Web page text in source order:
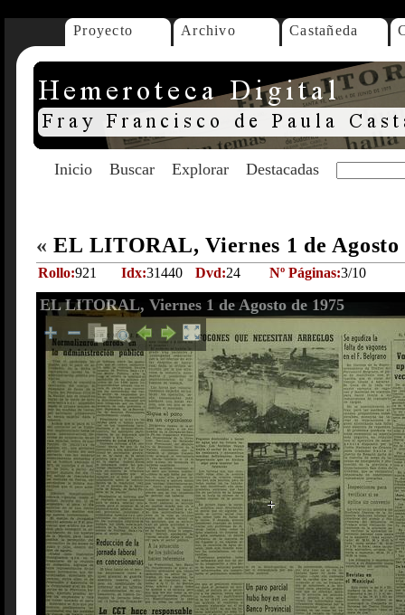
Proyecto Archivo Castañeda
Inicio Buscar Explorar Destacadas
« EL LITORAL, Viernes 1 de Agosto
Rollo:921 Idx:31440 Dvd:24 Nº Páginas:3/10
EL LITORAL, Viernes 1 de Agosto de 1975